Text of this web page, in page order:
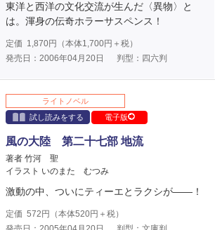
東洋と西洋の文化交流が生んだ〈異物〉と
は。渾身の伝奇ホラーサスペンス！
定価 1,870円（本体1,700円＋税）
発売日：2006年04月20日
判型：四六判
ライトノベル
試し読みをする
電子版
風の大陸 第二十七部 地流
著者 竹河 聖
イラスト いのまた むつみ
激動の中、ついにティーエとラクシが――！
定価 572 円（本体520円＋税）